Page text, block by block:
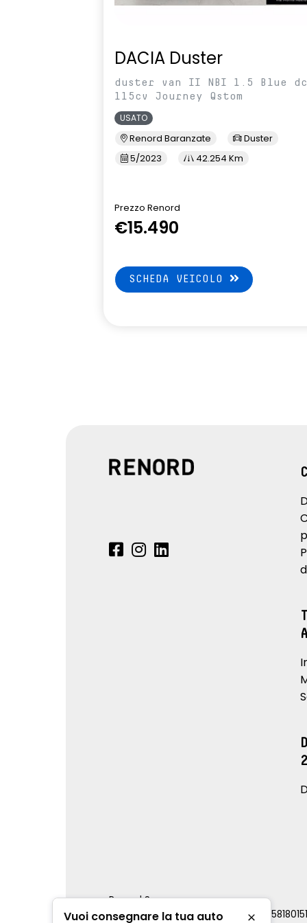
DACIA Duster
duster van II NBI 1.5 Blue
115cv Journey Qstom
USATO
Renord Baranzate
Duster
5/2023
42.254 Km
Prezzo Renord
€15.490
SCHEDA VEICOLO
Renord S.p.a.
REA Milano 810796 | P.IVA e C.F.
Vuoi consegnare la tua auto